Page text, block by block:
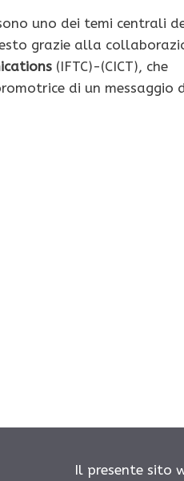
uno dei temi centrali
grazie alla
(IFTC)-(CICT), che
di un messaggio
Il presente sito